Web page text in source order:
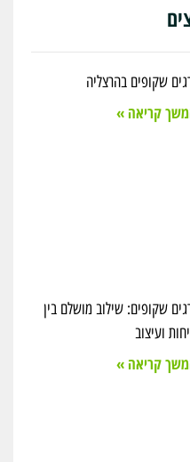
שקופים בהרצליה
קריאה »
שקופים: שילוב מושלם בין
ועיצוב
קריאה »